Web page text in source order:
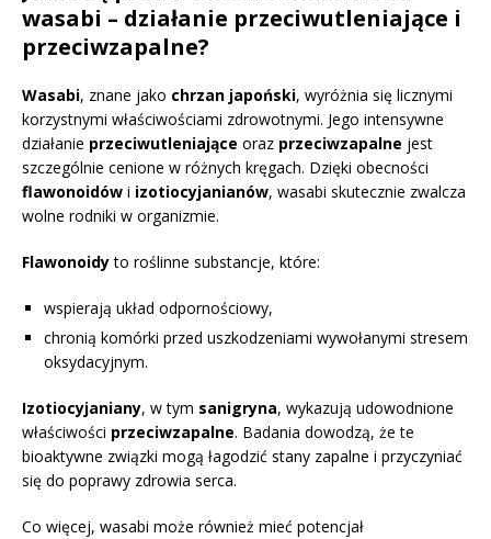
wasabi – działanie przeciwutleniające i
przeciwzapalne?
Wasabi, znane jako chrzan japoński, wyróżnia się licznymi
korzystnymi właściwościami zdrowotnymi. Jego intensywne
działanie przeciwutleniające oraz przeciwzapalne jest
szczególnie cenione w różnych kręgach. Dzięki obecności
flawonoidów i izotiocyjanianów, wasabi skutecznie zwalcza
wolne rodniki w organizmie.
Flawonoidyto roślinne substancje, które:
wspierają układ odpornościowy,
chronią komórki przed uszkodzeniami wywołanymi stresem
oksydacyjnym.
Izotiocyjaniany, w tym sanigryna, wykazują udowodnione
właściwości przeciwzapalne. Badania dowodzą, że te
bioaktywne związki mogą łagodzić stany zapalne i przyczyniać
się do poprawy zdrowia serca.
Co więcej, wasabi może również mieć potencjał